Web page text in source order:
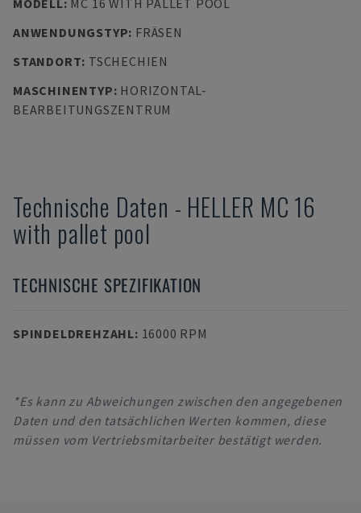
MODELL: MC 16 WITH PALLET POOL
ANWENDUNGSTYP: FRÄSEN
STANDORT: TSCHECHIEN
MASCHINENTYP: HORIZONTAL-
BEARBEITUNGSZENTRUM
Technische Daten - HELLER MC 16
with pallet pool
TECHNISCHE SPEZIFIKATION
SPINDELDREHZAHL: 16000 RPM
*Es kann zu Abweichungen zwischen den angegebenen
Daten und den tatsächlichen Werten kommen, diese
müssen vom Vertriebsmitarbeiter bestätigt werden.